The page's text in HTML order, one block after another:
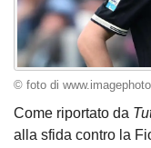
© foto di
Come riportato da
alla sfida contro la